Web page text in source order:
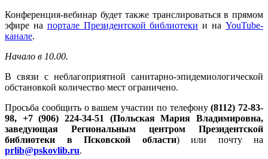
Конференция-вебинар будет также транслироваться в прямом
эфире на портале Президентской библиотеки и наYouTube-
канале.
Начало в 10.00.
В связи с неблагоприятной санитарно-эпидемиологической
обстановкой количество мест ограничено.
Просьба сообщить о вашем участии по телефону(8112) 72-83-
98, +7 (906) 224-34-51 (Польская Мария Владимировна,
заведующая Региональным центром Президентской
библиотеки в Псковской области) или почту на
prlib@pskovlib.ru.